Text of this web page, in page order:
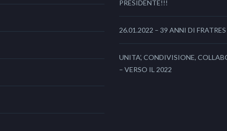
PRESIDENTE!!!
26.01.2022 – 39 ANNI DI FRATRES
UNITA’, CONDIVISIONE,
– VERSO IL 2022